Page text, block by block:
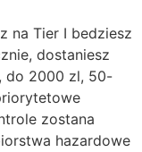
na Tier I bedziesz
dostaniesz
do 2000 zl, 50-
zostana
hazardowe